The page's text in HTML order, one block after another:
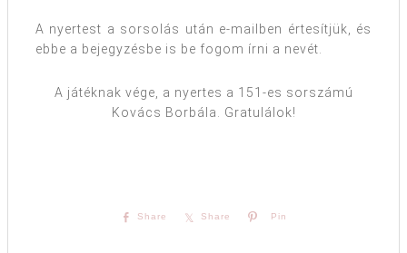
A nyertest a sorsolás után e-mailben értesítjük, és
ebbe a bejegyzésbe is be fogom írni a nevét.
A játéknak vége, a nyertes a 151-es sorszámú
Kovács Borbála. Gratulálok!
Share Share Pin